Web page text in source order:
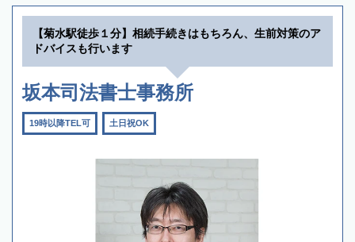
【菊水駅徒歩１分】相続手続きはもちろん、生前対策のア
ドバイスも行います
坂本司法書士事務所
19時以降TEL可 土日祝OK